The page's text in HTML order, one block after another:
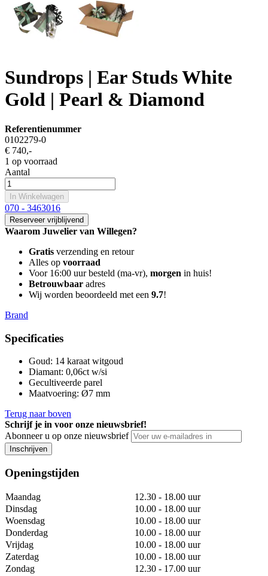
Sundrops | Ear Studs White
Gold | Pearl & Diamond
Referentienummer
0102279-0
€ 740,-
1 op voorraad
Aantal
In Winkelwagen
070 - 3463016
Reserveer vrijblijvend
Waarom Juwelier van Willegen?
Gratis verzending en retour
Alles op voorraad
Voor 16:00 uur besteld (ma-vr), morgen in huis!
Betrouwbaar adres
Wij worden beoordeeld met een 9.7!
Brand
Specificaties
Goud: 14 karaat witgoud
Diamant: 0,06ct w/si
Gecultiveerde parel
Maatvoering: Ø7 mm
Terug naar boven
Schrijf je in voor onze nieuwsbrief!
Abonneer u op onze nieuwsbrief
Inschrijven
Openingstijden
Maandag
12.30 - 18.00 uur
Dinsdag
10.00 - 18.00 uur
Woensdag
10.00 - 18.00 uur
Donderdag
10.00 - 18.00 uur
Vrijdag
10.00 - 18.00 uur
Zaterdag
10.00 - 18.00 uur
Zondag
12.30 - 17.00 uur